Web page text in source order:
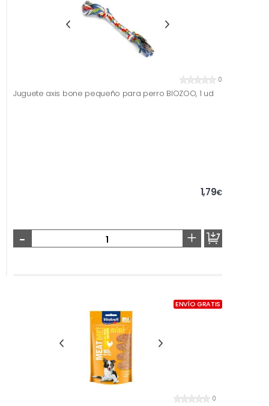
0
Juguete axis bone pequeño para perro BIOZOO, 1 ud
1,79€
- +
ENVÍO GRATIS
0